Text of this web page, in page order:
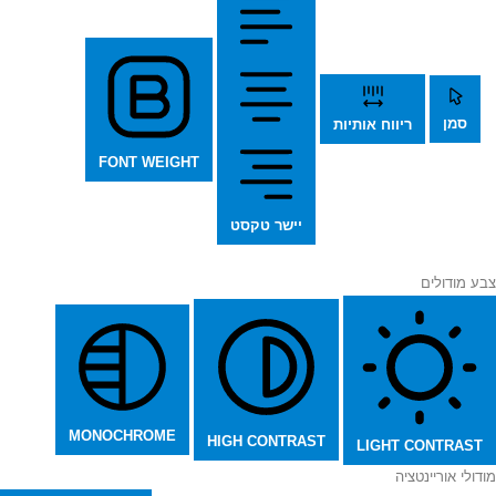
סמן ריווח אותיות
יישר טקסט
FONT WEIGHT
צבע מודולים
LIGHT CONTRAST
HIGH CONTRAST
MONOCHROME
מודולי אוריינטציה